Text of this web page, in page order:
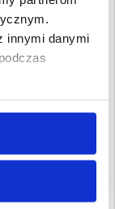
innymi danymi
2024
PLN
PLN
2024
PLN